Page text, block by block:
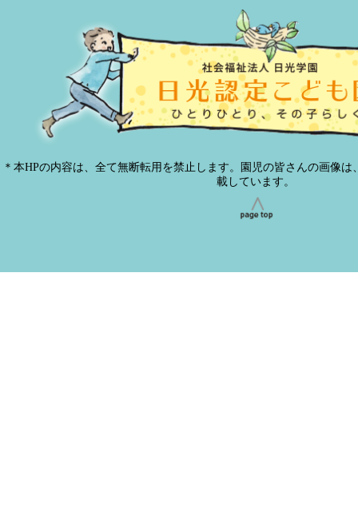
＊本HPの内容は、全て無断転用を禁止します。園児の皆さんの画像
載しています。